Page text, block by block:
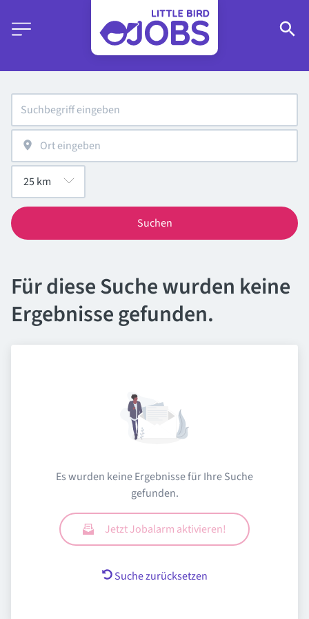
Suchen
Für diese Suche wurden keine
Ergebnisse gefunden.
Es wurden keine Ergebnisse für Ihre Suche
gefunden.
Jetzt Jobalarm aktivieren!
Suche zurücksetzen